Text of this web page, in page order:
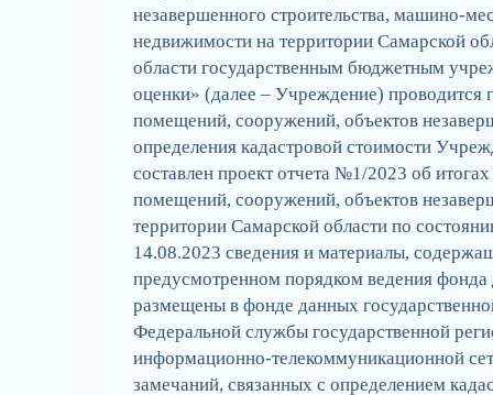
незавершенного строительства, машино-
недвижимости на территории Самарской
области государственным бюджетным
оценки» (далее – Учреждение) проводится
помещений, сооружений, объектов
определения кадастровой стоимости
составлен проект отчета №1/2023 об
помещений, сооружений, объектов
территории Самарской области по
14.08.2023 сведения и материалы,
предусмотренном порядком ведения фонда
размещены в фонде данных
Федеральной службы государственной
информационно-телекоммуникационной
замечаний, связанных с определением